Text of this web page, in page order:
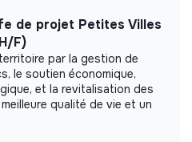
cours du processus de
de projet Petites Villes
F)
par la gestion de
le soutien économique,
et la revitalisation des
qualité de vie et un